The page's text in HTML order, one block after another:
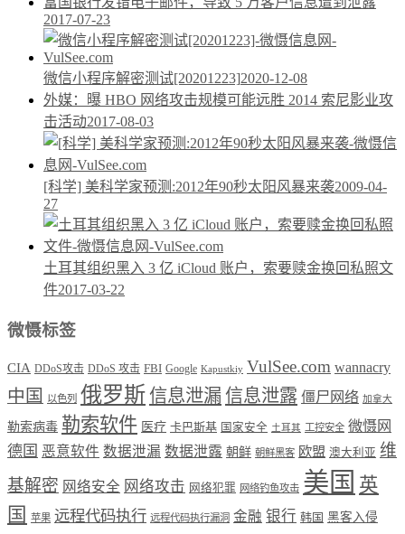
2017-07-23
微信小程序解密测试[20201223]2020-12-08
外媒：曝 HBO 网络攻击规模可能远胜 2014 索尼影业攻
击活动2017-08-03
[科学] 美科学家预测:2012年90秒太阳风暴来袭2009-04-
27
土耳其组织黑入 3 亿 iCloud 账户，索要赎金换回私照文
件2017-03-22
微慑标签
CIA DDoS攻击 DDoS 攻击 FBI Google Kapustkiy VulSee.com wannacry
中国 以色列 俄罗斯信息泄漏信息泄露 僵尸网络 加拿大
勒索病毒 勒索软件 医疗 卡巴斯基 国家安全 土耳其 工控安全 微慑网
德国 恶意软件 数据泄漏 数据泄露 朝鲜 朝鲜黑客 欧盟 澳大利亚 维
基解密 网络安全 网络攻击 网络犯罪 网络钓鱼攻击 美国 英
国
苹果 远程代码执行 远程代码执行漏洞 金融 银行 韩国 黑客入侵